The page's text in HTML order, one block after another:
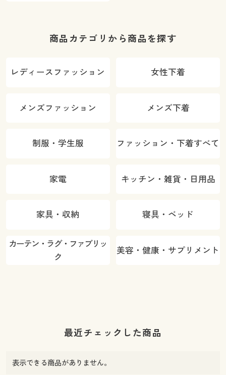
商品カテゴリから商品を探す
レディースファッション 女性下着
メンズファッション メンズ下着
制服・学生服 ファッション・下着すべて
家電 キッチン・雑貨・日用品
家具・収納 寝具・ベッド
カーテン・ラグ・ファブリッ
ク
美容・健康・サプリメント
最近チェックした商品
表示できる商品がありません。